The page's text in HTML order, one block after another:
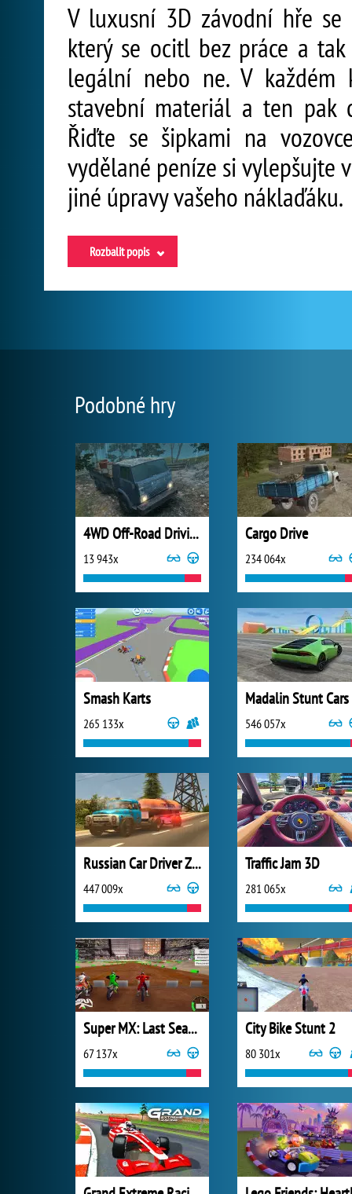
V luxusní 3D závodní hře
který se ocitl bez práce a
legální nebo ne. V každém
stavební materiál a ten pak
Řiďte se šipkami na
vydělané peníze si vylepšujte
jiné úpravy vašeho náklaďáku.
Rozbalit popis
Podobné hry
4WD Off-Road Driving Sim
13 943x
Cargo Drive
234 064x
Smash Karts
265 133x
Madalin Stunt
546 057x
Russian Car Driver ZIL 130
447 009x
Traffic Jam 3D
281 065x
Super MX: Last Season
67 137x
City Bike Stunt 2
80 301x